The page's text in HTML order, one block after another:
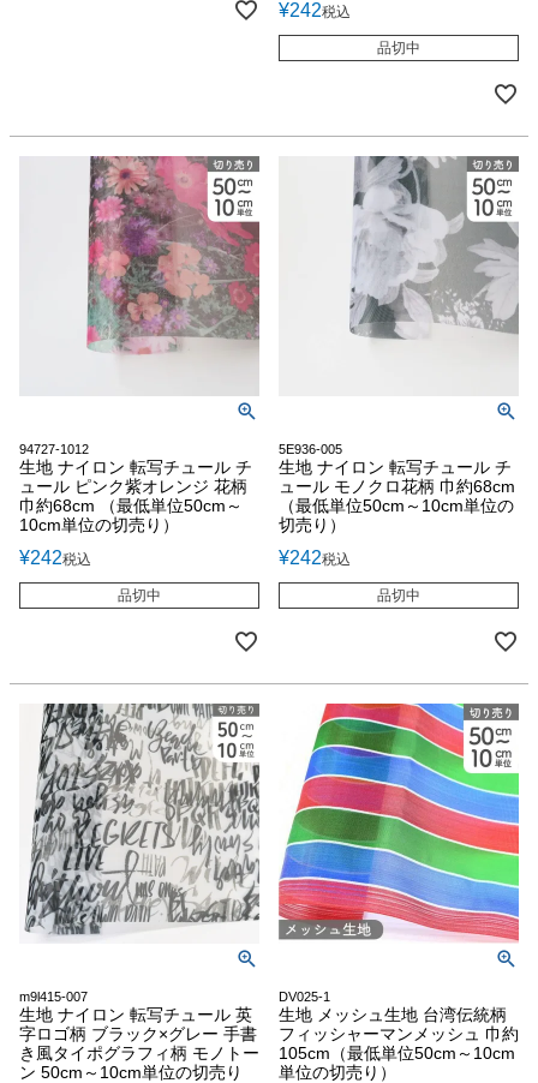
¥242税込
品切中
94727-1012
生地 ナイロン 転写チュール チ
ュール ピンク紫オレンジ 花柄
巾約68cm （最低単位50cm～
10cm単位の切売り）
¥242税込
品切中
5E936-005
生地 ナイロン 転写チュール チ
ュール モノクロ花柄 巾約68cm
（最低単位50cm～10cm単位の
切売り）
¥242税込
品切中
m9l415-007
生地 ナイロン 転写チュール 英
字ロゴ柄 ブラック×グレー 手書
き風タイポグラフィ柄 モノトー
ン 50cm～10cm単位の切売り
DV025-1
生地 メッシュ生地 台湾伝統柄
フィッシャーマンメッシュ 巾約
105cm（最低単位50cm～10cm
単位の切売り）